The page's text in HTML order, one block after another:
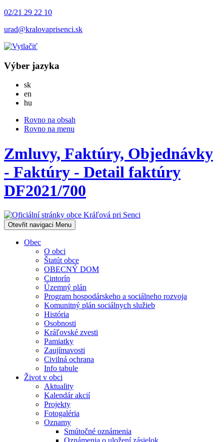
02/21 29 22 10
urad@kralovaprisenci.sk
Výber jazyka
skSlovensky
en
hu
Rovno na obsah
Rovno na menu
Zmluvy, Faktúry, Objednávky
- Faktúry - Detail faktúry
DF2021/700
Otevřit navigaci Menu
Obec
O obci
Štatút obce
OBECNÝ DOM
Cintorín
Územný plán
Program hospodárskeho a sociálneho rozvoja
Komunitný plán sociálnych služieb
História
Osobnosti
Kráľovské zvesti
Pamiatky
Zaujímavosti
Civilná ochrana
Info tabule
Život v obci
Aktuality
Kalendár akcií
Projekty
Fotogaléria
Oznamy
Smútočné oznámenia